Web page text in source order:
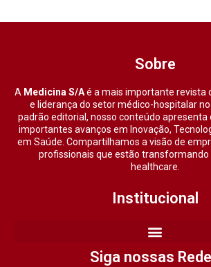
Sobre
A Medicina S/Aé a mais importante revista
e liderança do setor médico-hospitalar
padrão editorial, nosso conteúdo apresenta
importantes avanços em Inovação,
em Saúde. Compartilhamos a visão de
profissionais que estão transformando
healthcare.
Institucional
Siga nossas